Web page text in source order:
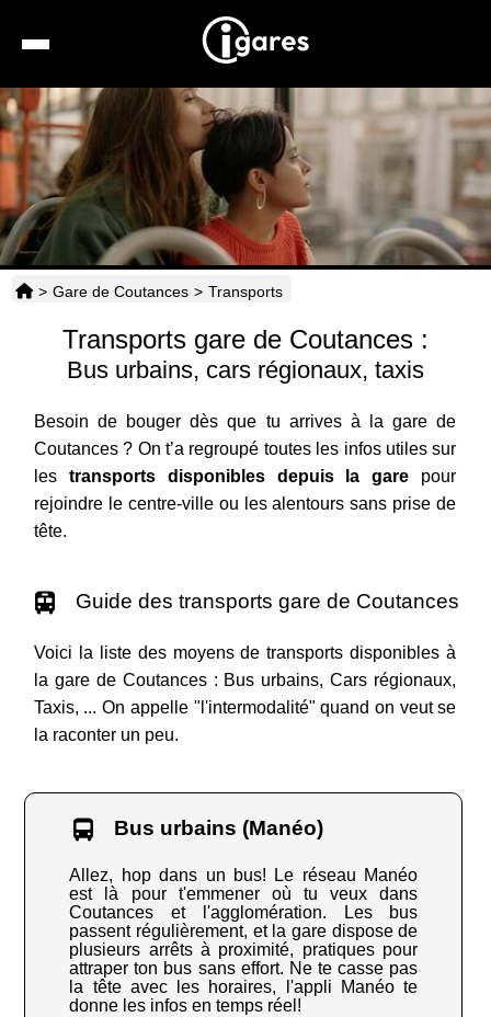
Recherche
Location de voiture
Hôtels
Taxis
Transports
Horaires
> Gare de Coutances > Transports
Transports gare de Coutances :
Bus urbains, cars régionaux, taxis
Besoin de bouger dès que tu arrives à la gare de
Coutances ? On t’a regroupé toutes les infos utiles sur
les transports disponibles depuis la gare pour
rejoindre le centre-ville ou les alentours sans prise de
tête.
Guide des transports gare de Coutances
Voici la liste des moyens de transports disponibles à
la gare de Coutances : Bus urbains, Cars régionaux,
Taxis, ... On appelle "l'intermodalité" quand on veut se
la raconter un peu.
Bus urbains (Manéo)
Allez, hop dans un bus! Le réseau Manéo
est là pour t'emmener où tu veux dans
Coutances et l'agglomération. Les bus
passent régulièrement, et la gare dispose de
plusieurs arrêts à proximité, pratiques pour
attraper ton bus sans effort. Ne te casse pas
la tête avec les horaires, l'appli Manéo te
donne les infos en temps réel!